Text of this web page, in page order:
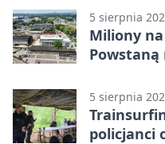
5 sierpnia
Miliony
5 sierpnia
policjanci